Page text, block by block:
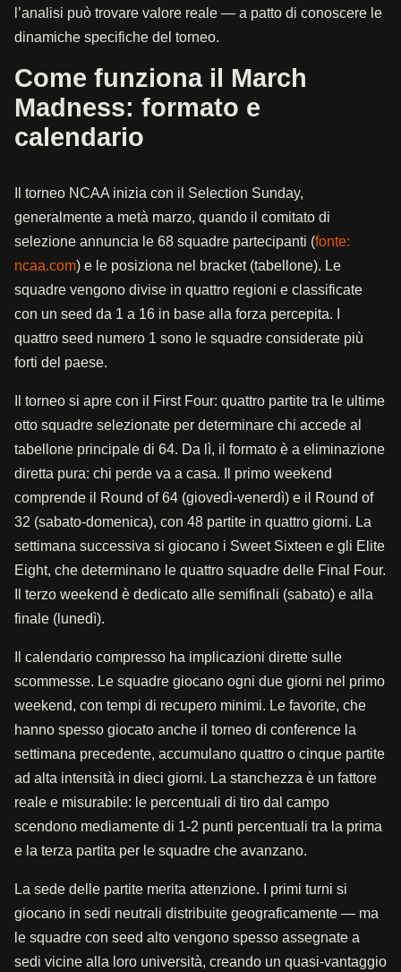
l’analisi può trovare valore reale — a patto di conoscere le
dinamiche specifiche del torneo.
Come funziona il March
Madness: formato e
calendario
Il torneo NCAA inizia con il Selection Sunday,
generalmente a metà marzo, quando il comitato di
selezione annuncia le 68 squadre partecipanti (fonte:
ncaa.com) e le posiziona nel bracket (tabellone). Le
squadre vengono divise in quattro regioni e classificate
con un seed da 1 a 16 in base alla forza percepita. I
quattro seed numero 1 sono le squadre considerate più
forti del paese.
Il torneo si apre con il First Four: quattro partite tra le ultime
otto squadre selezionate per determinare chi accede al
tabellone principale di 64. Da lì, il formato è a eliminazione
diretta pura: chi perde va a casa. Il primo weekend
comprende il Round of 64 (giovedì-venerdì) e il Round of
32 (sabato-domenica), con 48 partite in quattro giorni. La
settimana successiva si giocano i Sweet Sixteen e gli Elite
Eight, che determinano le quattro squadre delle Final Four.
Il terzo weekend è dedicato alle semifinali (sabato) e alla
finale (lunedì).
Il calendario compresso ha implicazioni dirette sulle
scommesse. Le squadre giocano ogni due giorni nel primo
weekend, con tempi di recupero minimi. Le favorite, che
hanno spesso giocato anche il torneo di conference la
settimana precedente, accumulano quattro o cinque partite
ad alta intensità in dieci giorni. La stanchezza è un fattore
reale e misurabile: le percentuali di tiro dal campo
scendono mediamente di 1-2 punti percentuali tra la prima
e la terza partita per le squadre che avanzano.
La sede delle partite merita attenzione. I primi turni si
giocano in sedi neutrali distribuite geograficamente — ma
le squadre con seed alto vengono spesso assegnate a
sedi vicine alla loro università, creando un quasi-vantaggio